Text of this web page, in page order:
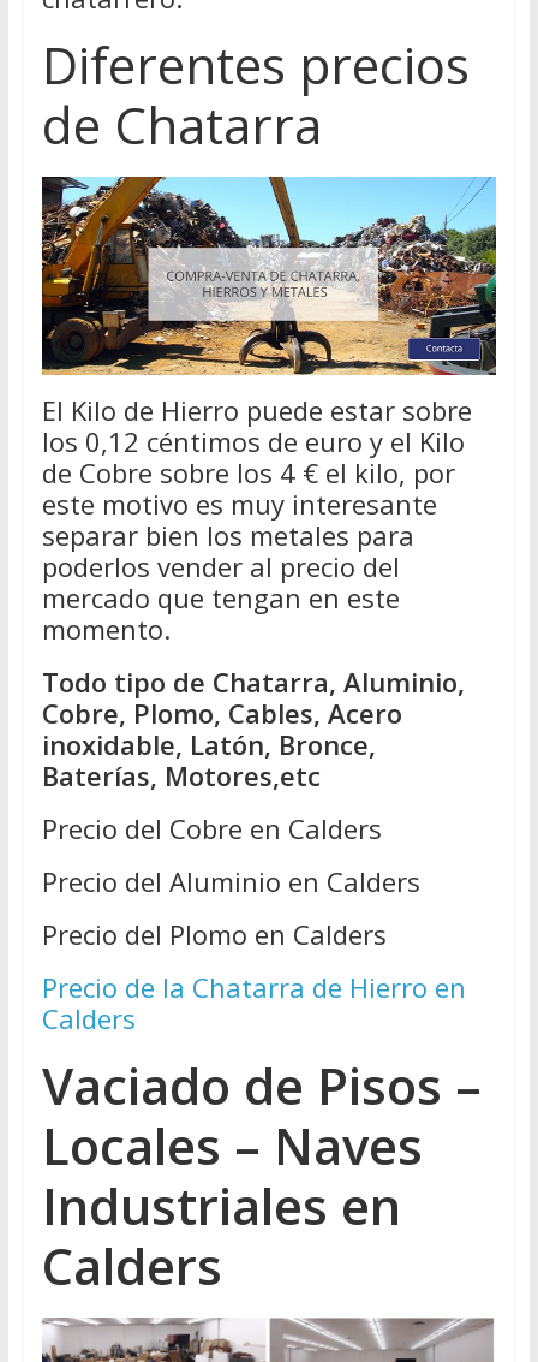
Diferentes precios
de Chatarra
El Kilo de Hierro puede estar sobre
los 0,12 céntimos de euro y el Kilo
de Cobre sobre los 4 € el kilo, por
este motivo es muy interesante
separar bien los metales para
poderlos vender al precio del
mercado que tengan en este
momento.
Todo tipo de Chatarra, Aluminio,
Cobre, Plomo, Cables, Acero
inoxidable, Latón, Bronce,
Baterías, Motores,etc
Precio del Cobre en Calders
Precio del Aluminio en Calders
Precio del Plomo en Calders
Precio de la Chatarra de Hierro en
Calders
Vaciado de Pisos –
Locales – Naves
Industriales en
Calders